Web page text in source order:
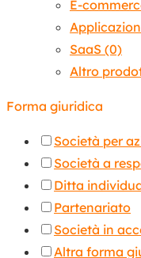
E-
SaaS (0)
Altro
Forma giuridica
Società per
Società a
Ditta
Partenariato
Società in
Altra forma